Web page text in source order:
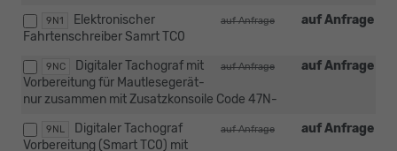
9N1 auf Anfrage
auf Anfrage
Elektronischer
Fahrtenschreiber Samrt TC0
9NC auf Anfrage
auf Anfrage
Digitaler Tachograf mit
Vorbereitung für Mautlesegerät-
nur zusammen mit Zusatzkonsoile Code 47N-
9NL auf Anfrage
auf Anfrage
Digitaler Tachograf
Vorbereitung (Smart TC0) mit